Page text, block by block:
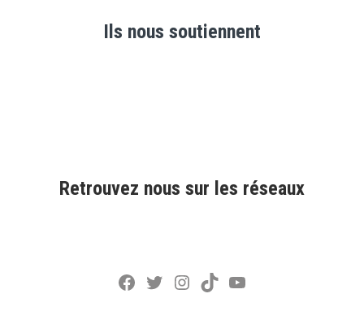
Ils nous soutiennent
Retrouvez nous sur les réseaux
Facebook
Twitter
Instagram
TikTokYouTube